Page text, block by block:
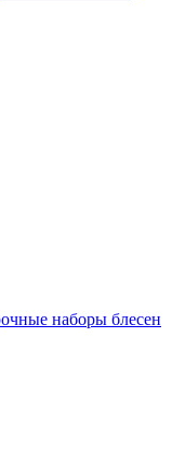
наборы блесен